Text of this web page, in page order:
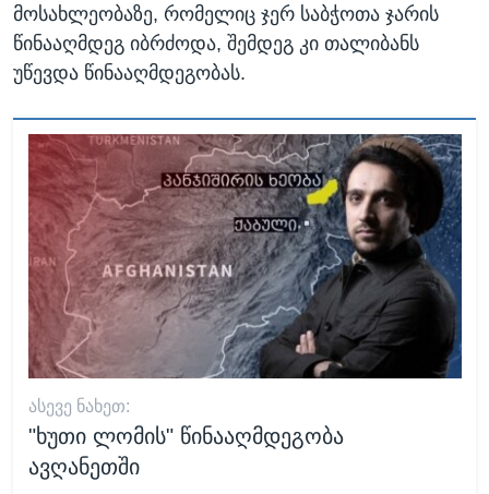
მოსახლეობაზე, რომელიც ჯერ საბჭოთა ჯარის
წინააღმდეგ იბრძოდა, შემდეგ კი თალიბანს
უწევდა წინააღმდეგობას.
ᲐᲡᲔᲕᲔ ᲜᲐᲮᲔᲗ:
"ხუთი ლომის" წინააღმდეგობა
ავღანეთში